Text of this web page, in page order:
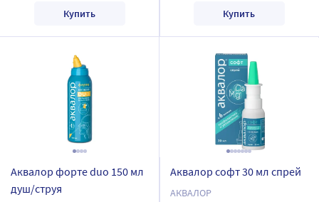
Купить Купить
Аквалор форте duo 150 мл
душ/струя
Аквалор софт 30 мл спрей
АКВАЛОР